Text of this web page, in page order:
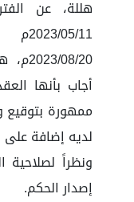
أجاب بأنها
ممهورة
لديه إضافة على
ونظراً لصلاحية
إصدار الحكم.